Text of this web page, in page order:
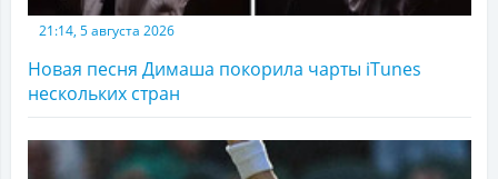
21:14, 5 августа 2026
Новая песня Димаша покорила чарты iTunes
нескольких стран